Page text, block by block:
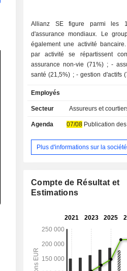
Allianz SE figure parmi les
d'assurance mondiaux. Le
également une activité
par activité se répartissent
assurance non-vie (71%) ; - assurance vie et
santé (21,5%) ; - gestion d'actifs (7,5%) : 2 512
Employés
Secteur Assureurs et
Agenda 07/08Publication des
Plus d'informations sur la société
Compte de Résultat et
Estimations